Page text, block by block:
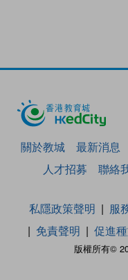
關於教城 最新消息
人才招募
聯絡
版權所有©
私隱政策聲明 服
免責聲明
促進